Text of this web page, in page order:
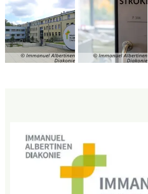
© Immanuel Albertinen
Diakonie
© Immanuel Albertinen
Diakonie